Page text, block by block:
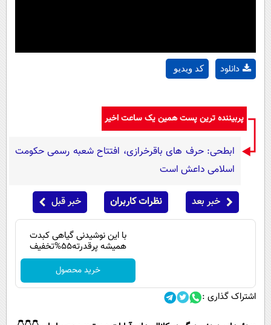
کد ویدیو دانلود
پربیننده ترین پست همین یک ساعت اخیر
ابطحی: حرف های باقرخرازی، افتتاح شعبه رسمی حکومت
اسلامی داعش است
خبر بعد نظرات کاربران خبر قبل
با این نوشیدنی گیاهی کبدت
همیشه پرقدرته55%تخفیف
خرید محصول
اشتراک گذاری :